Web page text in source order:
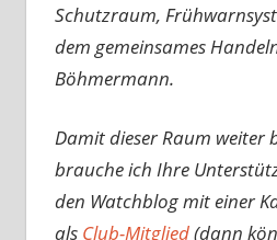
Schutzraum,
dem gemeinsames
Böhmermann.
Damit dieser Raum weiter
brauche ich Ihre
den Watchblog mit einer
als Club-Mitglied(dann